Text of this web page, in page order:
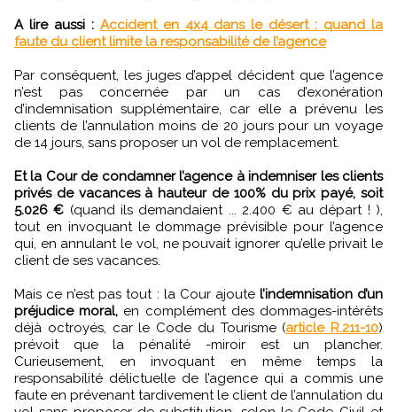
A lire aussi : Accident en 4x4 dans le désert : quand la
faute du client limite la responsabilité de l’agence
Par conséquent, les juges d’appel décident que l’agence
n’est pas concernée par un cas d’exonération
d’indemnisation supplémentaire, car elle a prévenu les
clients de l’annulation moins de 20 jours pour un voyage
de 14 jours, sans proposer un vol de remplacement.
Et la Cour de condamner l’agence à indemniser les clients
privés de vacances à hauteur de 100% du prix payé, soit
5.026 € (quand ils demandaient ... 2.400 € au départ ! ),
tout en invoquant le dommage prévisible pour l’agence
qui, en annulant le vol, ne pouvait ignorer qu’elle privait le
client de ses vacances.
Mais ce n’est pas tout : la Cour ajoutel’indemnisation d’un
préjudice moral, en complément des dommages-intérêts
déjà octroyés, car le Code du Tourisme (article R.211-10)
prévoit que la pénalité -miroir est un plancher.
Curieusement, en invoquant en même temps la
responsabilité délictuelle de l’agence qui a commis une
faute en prévenant tardivement le client de l’annulation du